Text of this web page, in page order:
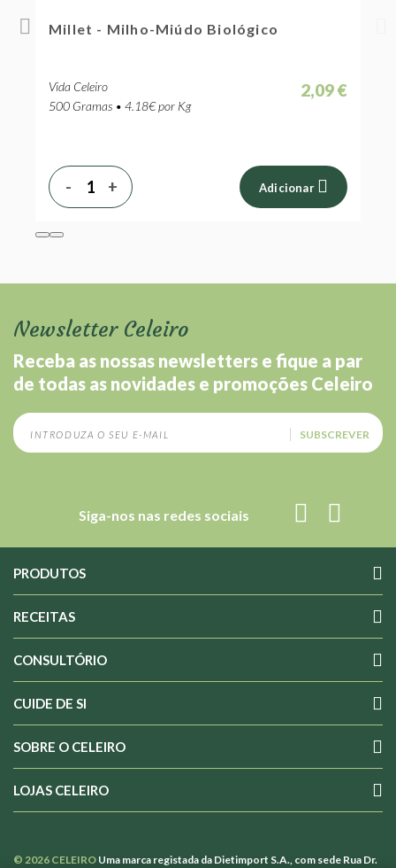
Millet - Milho-Miúdo Biológico
Vida Celeiro
500 Gramas • 4.18€ por Kg
2,09 €
+
- Adicionar
Newsletter Celeiro
Receba as nossas newsletters e fique a par
de todas as novidades e promoções Celeiro
SUBSCREVER
Siga-nos nas redes sociais
PRODUTOS
RECEITAS
CONSULTÓRIO
CUIDE DE SI
SOBRE O CELEIRO
LOJAS CELEIRO
© 2026 CELEIRO Uma marca registada da Dietimport S.A., com sede Rua Dr.